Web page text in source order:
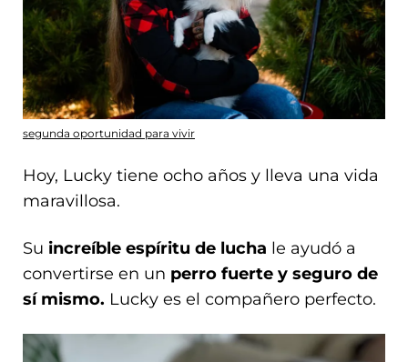
segunda oportunidad para vivir
Hoy, Lucky tiene ocho años y lleva una vida
maravillosa.
Su increíble espíritu de lucha le ayudó a
convertirse en un perro fuerte y seguro de
sí mismo. Lucky es el compañero perfecto.